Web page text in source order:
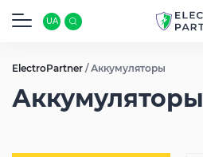
UA
ElectroPartner /Аккумуляторы
Аккумуляторы